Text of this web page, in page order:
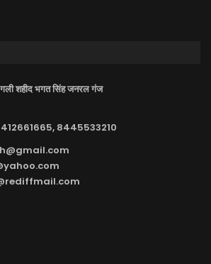
शहीद भगत सिंह जनरल गंज
8445533210